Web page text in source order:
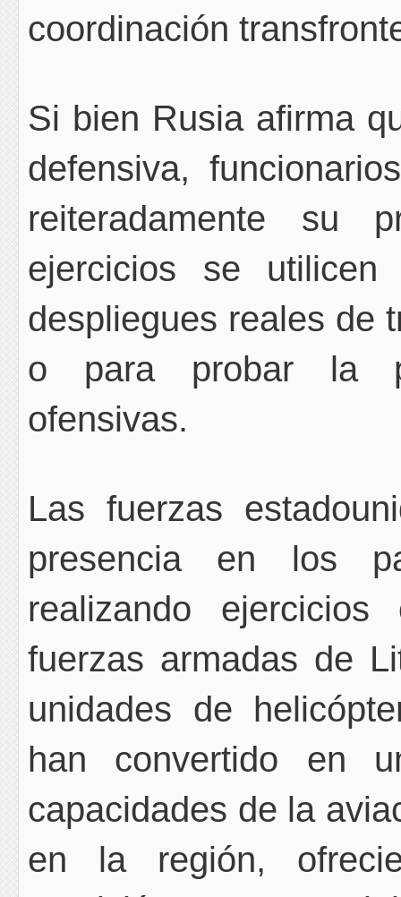
coordinación
Si bien Rusia afirma
defensiva,
reiteradamente su
ejercicios se
despliegues reales de
o para probar la
ofensivas.
Las fuerzas
presencia en los
realizando
fuerzas armadas de
unidades de
han convertido en
capacidades de la
en la región,